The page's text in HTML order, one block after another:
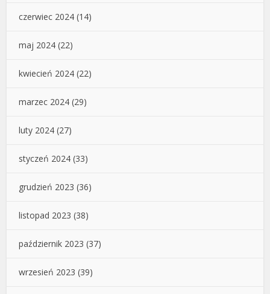
czerwiec 2024 (14)
maj 2024 (22)
kwiecień 2024 (22)
marzec 2024 (29)
luty 2024 (27)
styczeń 2024 (33)
grudzień 2023 (36)
listopad 2023 (38)
październik 2023 (37)
wrzesień 2023 (39)